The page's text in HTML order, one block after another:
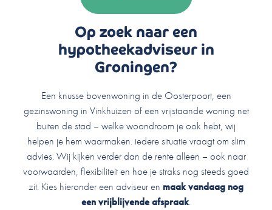
Op zoek naar een
hypotheekadviseur in
Groningen?
Een knusse bovenwoning in de Oosterpoort, een
gezinswoning in Vinkhuizen of een vrijstaande woning net
buiten de stad – welke woondroom je ook hebt, wij
helpen je hem waarmaken. iedere situatie vraagt om slim
advies. Wij kijken verder dan de rente alleen – ook naar
voorwaarden, flexibiliteit en hoe je straks nog steeds goed
zit. Kies hieronder een adviseur en maak vandaag nog
een vrijblijvende afspraak.